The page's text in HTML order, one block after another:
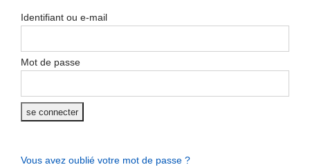
Identifiant ou e-mail
Mot de passe
Vous avez oublié votre mot de passe ?